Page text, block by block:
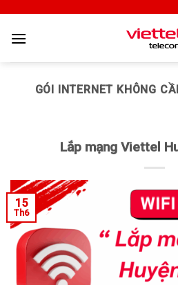
GÓI INTERNET KHÔNG
Lắp mạng Viettel
15
Th6